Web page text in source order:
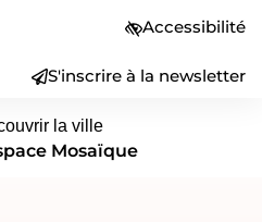
S'inscrire à la newsletter
onglet)onglet)
un nouvel onglet) Accessibilité
la ville
Mosaïque